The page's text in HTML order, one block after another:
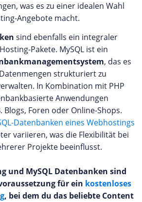
was es zu einer idealen Wahl
Angebote macht.
sind ebenfalls ein integraler
Pakete. MySQL ist ein
, das es
strukturiert zu
In Kombination mit PHP
Anwendungen
Blogs, Foren oder Online-Shops.
Datenbanken eines Webhostings
variieren, was die Flexibilität bei
Projekte beeinflusst.
und MySQL Datenbanken sind
für ein kostenloses
, bei dem du das beliebte Content